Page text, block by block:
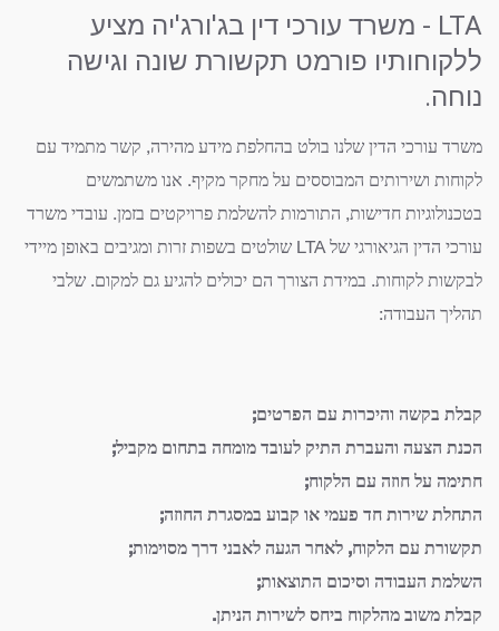
LTA - משרד עורכי דין בג'ורג'יה מציע
ללקוחותיו פורמט תקשורת שונה וגישה
נוחה.
משרד עורכי הדין שלנו בולט בהחלפת מידע מהירה, קשר מתמיד עם
לקוחות ושירותים המבוססים על מחקר מקיף. אנו משתמשים
בטכנולוגיות חדישות, התורמות להשלמת פרויקטים בזמן. עובדי משרד
עורכי הדין הגיאורגי של LTA שולטים בשפות זרות ומגיבים באופן מיידי
לבקשות לקוחות. במידת הצורך הם יכולים להגיע גם למקום. שלבי
תהליך העבודה:
קבלת בקשה והיכרות עם הפרטים;
הכנת הצעה והעברת התיק לעובד מומחה בתחום מקביל;
חתימה על חוזה עם הלקוח;
התחלת שירות חד פעמי או קבוע במסגרת החוזה;
תקשורת עם הלקוח, לאחר הגעה לאבני דרך מסוימות;
השלמת העבודה וסיכום התוצאות;
קבלת משוב מהלקוח ביחס לשירות הניתן.